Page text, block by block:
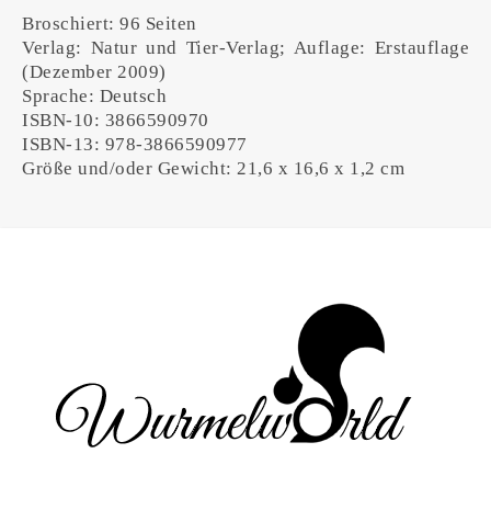
Broschiert: 96 Seiten
Verlag: Natur und Tier-Verlag; Auflage: Erstauflage
(Dezember 2009)
Sprache: Deutsch
ISBN-10: 3866590970
ISBN-13: 978-3866590977
Größe und/oder Gewicht: 21,6 x 16,6 x 1,2 cm